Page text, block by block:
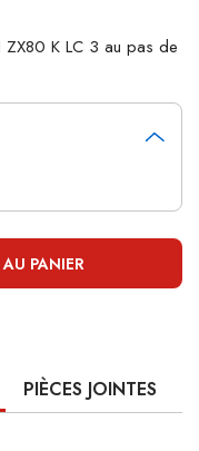
ZX80 K LC 3 au pas de
PANIER
PIÈCES JOINTES